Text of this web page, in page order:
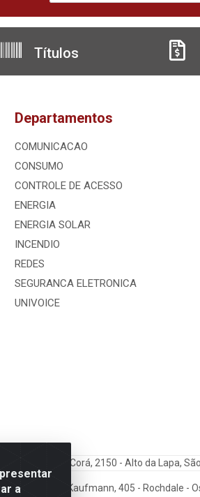
a
Títulos
Departamentos
COMUNICACAO
CONSUMO
CONTROLE DE ACESSO
ENERGIA
ENERGIA SOLAR
INCENDIO
REDES
SEGURANCA ELETRONICA
UNIVOICE
- Rua Cerro Corá, 2150 - Alto da Lapa,
- Rua João Kaufmann, 405 - Rochdale -